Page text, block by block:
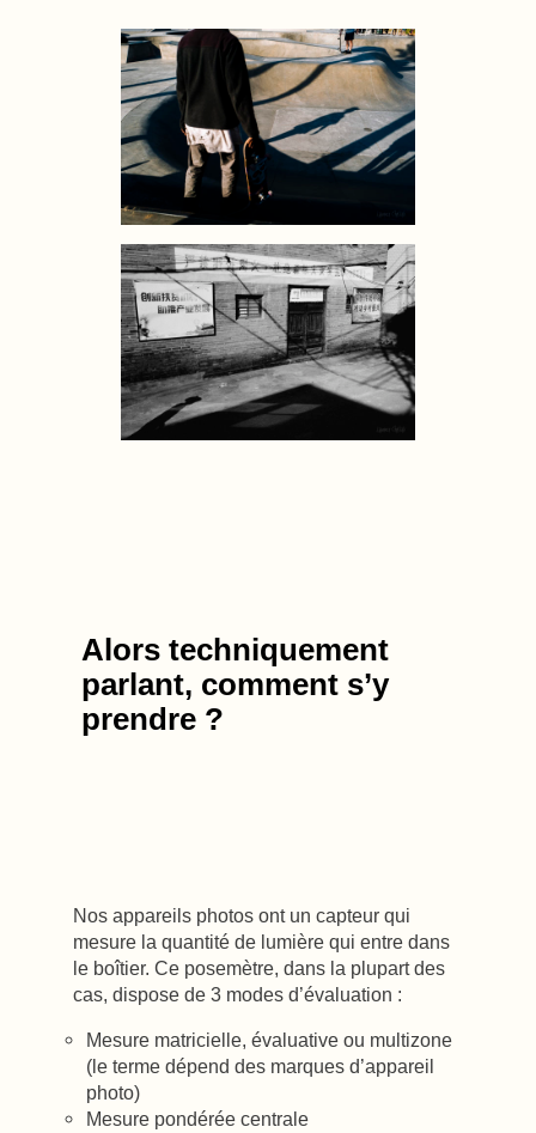
Alors techniquement
parlant, comment s’y
prendre ?
Nos appareils photos ont un capteur qui
mesure la quantité de lumière qui entre dans
le boîtier. Ce posemètre, dans la plupart des
cas, dispose de 3 modes d’évaluation :
Mesure matricielle, évaluative ou multizone
(le terme dépend des marques d’appareil
photo)
Mesure pondérée centrale